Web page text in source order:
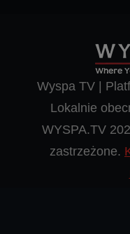
Wyspa TV |
Lokalnie
WYSPA.TV
zastrzeżone.